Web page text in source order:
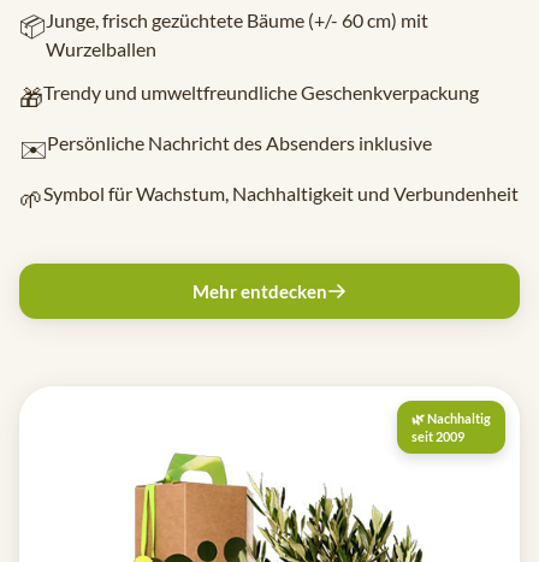
📦 Junge, frisch gezüchtete Bäume (+/- 60 cm) mit
Wurzelballen
🎁Trendy und umweltfreundliche Geschenkverpackung
✉️Persönliche Nachricht des Absenders inklusive
🌱Symbol für Wachstum, Nachhaltigkeit und Verbundenheit
Mehr entdecken
🌿 Nachhaltig
seit 2009